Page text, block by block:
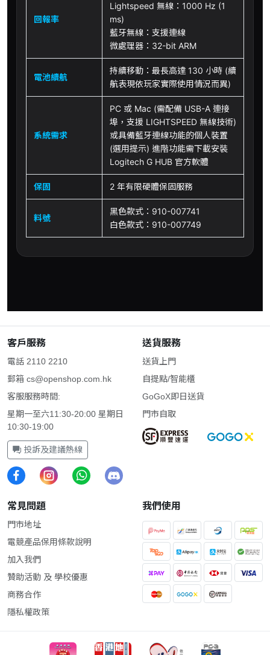
回報率
Lightspeed 無線：1000 Hz (1
ms)
藍牙無線：支援連線
微處理器：32-bit ARM
電池續航
持續移動：最長高達 130 小時 (續
航表現依玩家實際使用情況而異)
系統需求
PC 或 Mac (需配備 USB-A 連接
埠，支援 LIGHTSPEED 無線技術)
或具備藍牙連線功能的個人裝置
(選用提示) 進階功能需下載安裝
Logitech G HUB 官方軟體
保固 2 年有限硬體保固服務
料號
黑色款式：910-007741
白色款式：910-007749
客戶服務
電話 2110 2210
郵箱 cs@openshop.com.hk
客服服務時間:
星期一至六11:30-20:00 星期日
10:30-19:00
投訴及建議熱線
送貨服務
送貨上門
自提點/智能櫃
GoGoX即日送貨
門市自取
常見問題
門市地址
電競產品保用條款說明
加入我們
贊助活動 及 學校優惠
商務合作
隱私權政策
我們使用